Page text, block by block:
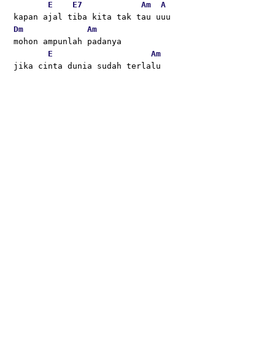
E E7 Am
A
kapan ajal tiba kita tak tau uuu
Dm
Am
mohon ampunlah padanya
E
Am
jika cinta dunia sudah terlalu